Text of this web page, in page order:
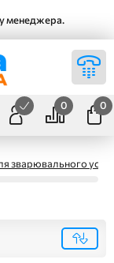
у менеджера.
0 0
зварювального